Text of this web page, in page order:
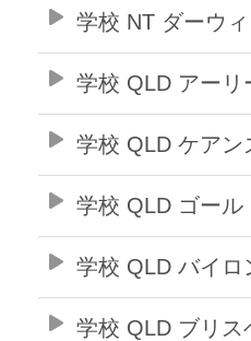
学校 NT ダーウ
学校 QLD アーリ
学校 QLD ケアン
学校 QLD ゴール
学校 QLD バイロ
学校 QLD ブリス